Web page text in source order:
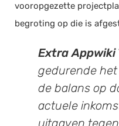
vooropgezette
begroting op die is
Extra Appwiki
gedurende
de balans op
actuele
uitgaven